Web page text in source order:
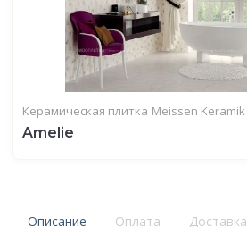
Керамическая плитка Meissen Keramik
Amelie
Описание Оплата Доставка